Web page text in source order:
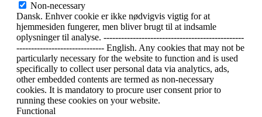
Non-necessary
Dansk. Enhver cookie er ikke nødvigvis vigtig for at
hjemmesiden fungerer, men bliver brugt til at indsamle
oplysninger til analyse. ------------------------------------------------
------------------------------ English. Any cookies that may not be
particularly necessary for the website to function and is used
specifically to collect user personal data via analytics, ads,
other embedded contents are termed as non-necessary
cookies. It is mandatory to procure user consent prior to
running these cookies on your website.
Functional